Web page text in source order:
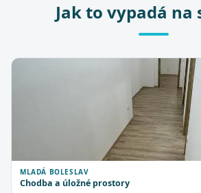
Jak to vypadá na
MLADÁ BOLESLAV
Chodba a úložné prostory